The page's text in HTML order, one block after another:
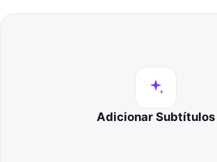
Adicionar Subtítulos